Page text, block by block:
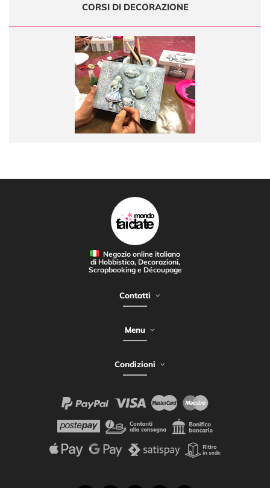
CORSI DI DECORAZIONE
Negozio online italiano
di Hobbistica, Decorazioni,
Scrapbooking e Découpage
Contatti
Menu
Condizioni